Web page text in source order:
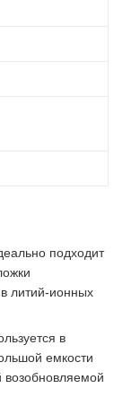
подходит
литий-ионных
в
емкости